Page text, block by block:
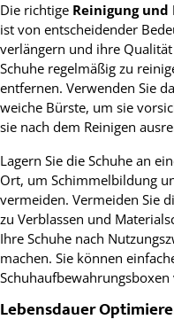
Die richtige Reinigung und
ist von entscheidender
verlängern und ihre
Schuhe regelmäßig zu
entfernen. Verwenden Sie
weiche Bürste, um sie
sie nach dem Reinigen
Lagern Sie die Schuhe an
Ort, um Schimmelbildung
vermeiden. Vermeiden Sie
zu Verblassen und
Ihre Schuhe nach
machen. Sie können
Schuhaufbewahrungsboxen
Lebensdauer